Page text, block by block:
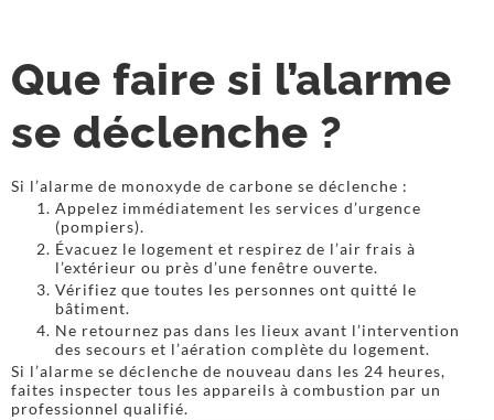
Que faire si l’alarme
se déclenche ?
Si l’alarme de monoxyde de carbone se déclenche :
Appelez immédiatement les services d’urgence
(pompiers).
Évacuez le logement et respirez de l’air frais à
l’extérieur ou près d’une fenêtre ouverte.
Vérifiez que toutes les personnes ont quitté le
bâtiment.
Ne retournez pas dans les lieux avant l’intervention
des secours et l’aération complète du logement.
Si l’alarme se déclenche de nouveau dans les 24 heures,
faites inspecter tous les appareils à combustion par un
professionnel qualifié.